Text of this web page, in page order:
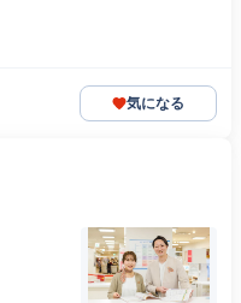
気になる